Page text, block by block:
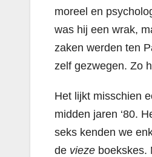
moreel en
was hij een wrak,
zaken werden ten
zelf gezwegen. Zo
Het lijkt misschien
midden jaren ‘80.
seks kenden we
de vieze boekskes.